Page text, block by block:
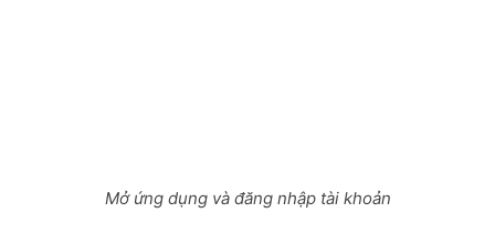
Mở ứng dụng và đăng nhập tài khoản